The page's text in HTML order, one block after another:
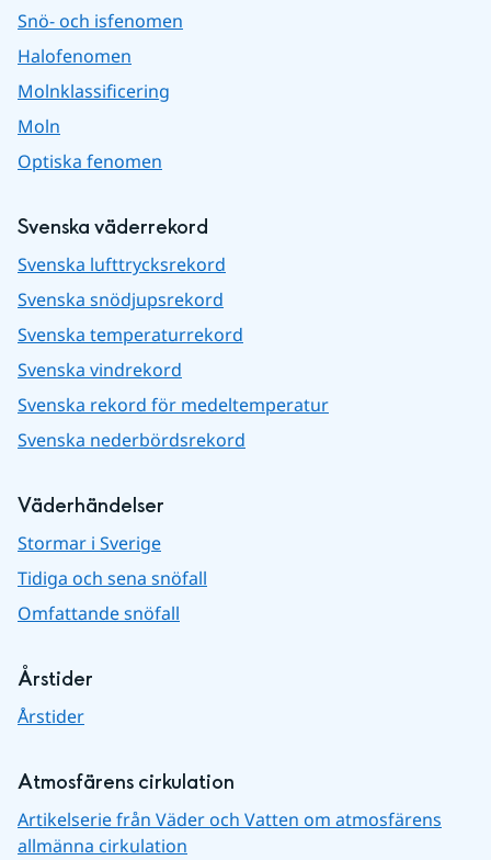
Snö- och isfenomen
Halofenomen
Molnklassificering
Moln
Optiska fenomen
Svenska väderrekord
Svenska lufttrycksrekord
Svenska snödjupsrekord
Svenska temperaturrekord
Svenska vindrekord
Svenska rekord för medeltemperatur
Svenska nederbördsrekord
Väderhändelser
Stormar i Sverige
Tidiga och sena snöfall
Omfattande snöfall
Årstider
Årstider
Atmosfärens cirkulation
Artikelserie från Väder och Vatten om atmosfärens
allmänna cirkulation